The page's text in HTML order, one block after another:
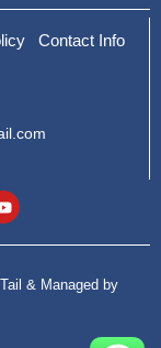
Contact Info
& Managed by